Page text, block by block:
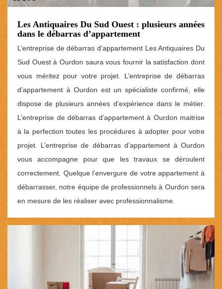
Les Antiquaires Du Sud Ouest : plusieurs années
dans le débarras d’appartement
L’entreprise de débarras d’appartement Les Antiquaires Du
Sud Ouest à Ourdon saura vous fournir la satisfaction dont
vous méritez pour votre projet. L’entreprise de débarras
d’appartement à Ourdon est un spécialiste confirmé, elle
dispose de plusieurs années d’expérience dans le métier.
L’entreprise de débarras d’appartement à Ourdon maitrise
à la perfection toutes les procédures à adopter pour votre
projet. L’entreprise de débarras d’appartement à Ourdon
vous accompagne pour que les travaux se déroulent
correctement. Quelque l’envergure de votre appartement à
débarrasser, notre équipe de professionnels à Ourdon sera
en mesure de les réaliser avec professionnalisme.